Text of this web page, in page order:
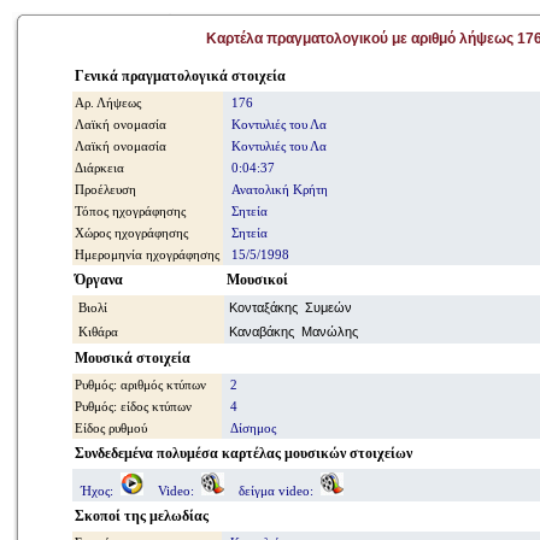
Καρτέλα πραγματολογικού με αριθμό λήψεως
Γενικά πραγματολογικά στοιχεία
Αρ. Λήψεως
176
Λαϊκή ονομασία
Κοντυλιές του Λα
Λαϊκή ονομασία
Κοντυλιές του Λα
Διάρκεια
0:04:37
Προέλευση
Ανατολική Κρήτη
Τόπος ηχογράφησης
Σητεία
Χώρος ηχογράφησης
Σητεία
Ημερομηνία ηχογράφησης
15/5/1998
Όργανα Μουσικοί
Βιολί
Κονταξάκης Συμεών
Κιθάρα
Καναβάκης Μανώλης
Μουσικά στοιχεία
Ρυθμός: αριθμός κτύπων
2
Ρυθμός: είδος κτύπων
4
Είδος ρυθμού
Δίσημος
Συνδεδεμένα πολυμέσα καρτέλας μουσικών στοιχείων
Ήχος: Video: δείγμα video:
Σκοποί της μελωδίας